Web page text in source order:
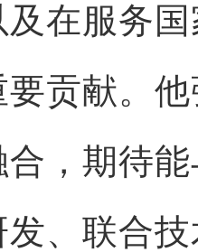
在服务
贡献。
，期待
发、联合